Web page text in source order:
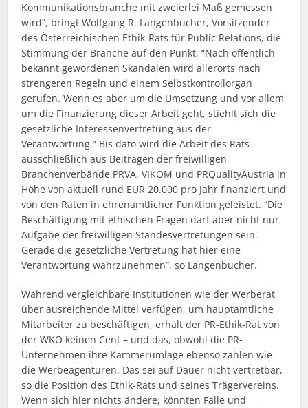
Kommunikationsbranche mit zweierlei Maß gemessen
wird”, bringt Wolfgang R. Langenbucher, Vorsitzender
des Österreichischen Ethik-Rats für Public Relations, die
Stimmung der Branche auf den Punkt. “Nach öffentlich
bekannt gewordenen Skandalen wird allerorts nach
strengeren Regeln und einem Selbstkontrollorgan
gerufen. Wenn es aber um die Umsetzung und vor allem
um die Finanzierung dieser Arbeit geht, stiehlt sich die
gesetzliche Interessenvertretung aus der
Verantwortung.” Bis dato wird die Arbeit des Rats
ausschließlich aus Beiträgen der freiwilligen
Branchenverbände PRVA, VIKOM und PRQualityAustria in
Höhe von aktuell rund EUR 20.000 pro Jahr finanziert und
von den Räten in ehrenamtlicher Funktion geleistet. “Die
Beschäftigung mit ethischen Fragen darf aber nicht nur
Aufgabe der freiwilligen Standesvertretungen sein.
Gerade die gesetzliche Vertretung hat hier eine
Verantwortung wahrzunehmen”, so Langenbucher.
Während vergleichbare Institutionen wie der Werberat
über ausreichende Mittel verfügen, um hauptamtliche
Mitarbeiter zu beschäftigen, erhält der PR-Ethik-Rat von
der WKO keinen Cent – und das, obwohl die PR-
Unternehmen ihre Kammerumlage ebenso zahlen wie
die Werbeagenturen. Das sei auf Dauer nicht vertretbar,
so die Position des Ethik-Rats und seines Trägervereins.
Wenn sich hier nichts ändere, könnten Fälle und